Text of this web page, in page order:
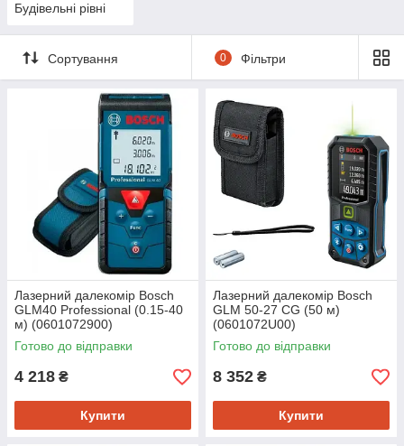
Будівельні рівні
Сортування 0 Фільтри
Лазерний далекомір Bosch
GLM40 Professional (0.15-40
м) (0601072900)
Готово до відправки
4 218 ₴
Купити
Лазерний далекомір Bosch
GLM 50-27 CG (50 м)
(0601072U00)
Готово до відправки
8 352 ₴
Купити